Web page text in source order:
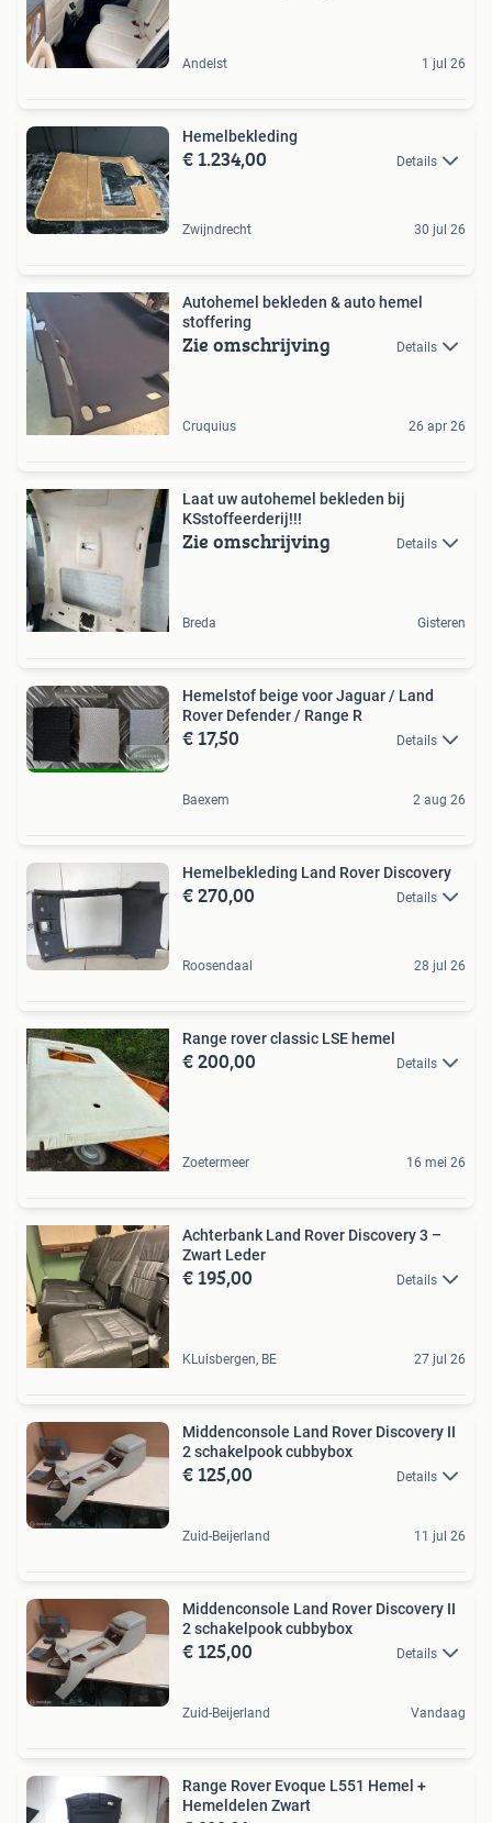
Andelst 1 jul 26
Hemelbekleding
€ 1.234,00 Details
Zwijndrecht 30 jul 26
Autohemel bekleden & auto hemel
stoffering
Zie omschrijving Details
Cruquius 26 apr 26
Laat uw autohemel bekleden bij
KSstoffeerderij!!!
Zie omschrijving Details
Breda Gisteren
Hemelstof beige voor Jaguar / Land
Rover Defender / Range R
€ 17,50 Details
Baexem 2 aug 26
Hemelbekleding Land Rover Discovery
€ 270,00 Details
Roosendaal 28 jul 26
Range rover classic LSE hemel
€ 200,00 Details
Zoetermeer 16 mei 26
Achterbank Land Rover Discovery 3 –
Zwart Leder
€ 195,00 Details
KLuisbergen, BE 27 jul 26
Middenconsole Land Rover Discovery II
2 schakelpook cubbybox
€ 125,00 Details
Zuid-Beijerland 11 jul 26
Middenconsole Land Rover Discovery II
2 schakelpook cubbybox
€ 125,00 Details
Zuid-Beijerland Vandaag
Range Rover Evoque L551 Hemel +
Hemeldelen Zwart